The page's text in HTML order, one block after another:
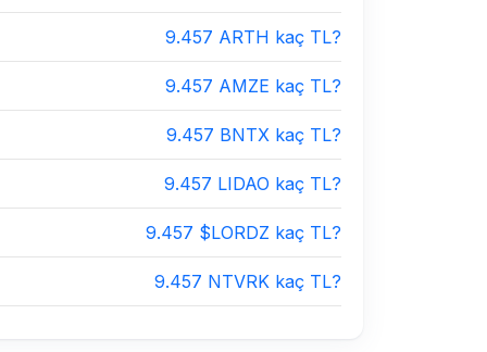
9.457 ARTH kaç TL?
9.457 AMZE kaç TL?
9.457 BNTX kaç TL?
9.457 LIDAO kaç TL?
9.457 $LORDZ kaç TL?
9.457 NTVRK kaç TL?